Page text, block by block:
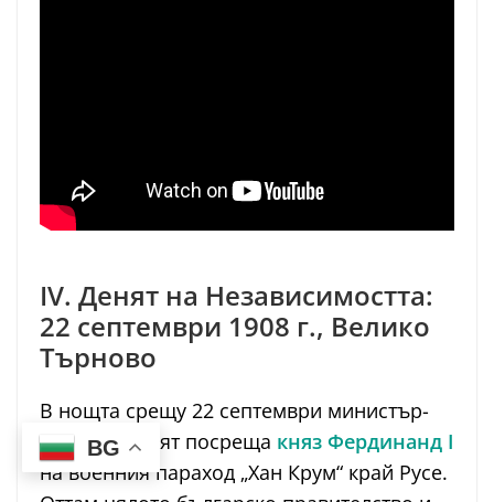
IV. Денят на Независимостта:
22 септември 1908 г., Велико
Търново
В нощта срещу 22 септември министър-
председателят посреща княз Фердинанд I
на военния параход „Хан Крум“ край Русе.
BG